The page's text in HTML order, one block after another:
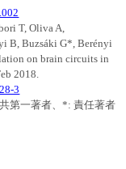
T, Oliva A,
B, Buzsáki G*, Berényi
on brain circuits in
2018.
3
第一著者、*: 責任著者